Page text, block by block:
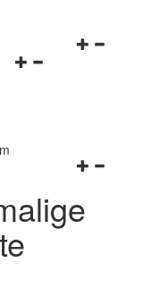
Navigationsmenü
und
schließen